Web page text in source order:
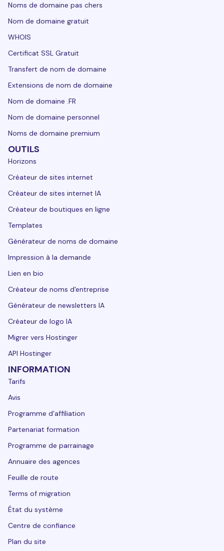
Noms de domaine pas chers
Nom de domaine gratuit
WHOIS
Certificat SSL Gratuit
Transfert de nom de domaine
Extensions de nom de domaine
Nom de domaine .FR
Nom de domaine personnel
Noms de domaine premium
OUTILS
Horizons
Créateur de sites internet
Créateur de sites internet IA
Créateur de boutiques en ligne
Templates
Générateur de noms de domaine
Impression à la demande
Lien en bio
Créateur de noms d'entreprise
Générateur de newsletters IA
Créateur de logo IA
Migrer vers Hostinger
API Hostinger
INFORMATION
Tarifs
Avis
Programme d'affiliation
Partenariat formation
Programme de parrainage
Annuaire des agences
Feuille de route
Terms of migration
État du système
Centre de confiance
Plan du site